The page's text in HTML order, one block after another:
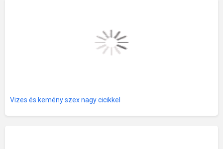
Vizes és kemény szex nagy cicikkel